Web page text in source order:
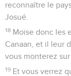
reconnaître le
Josué.
18 Moïse donc les
Canaan, et il leur
vous monterez
19 Et vous verrez